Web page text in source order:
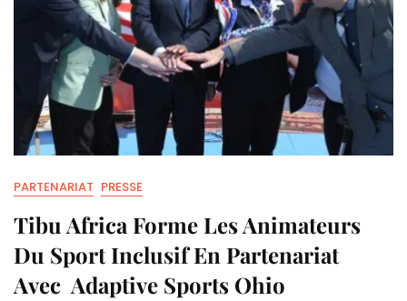
Coup
D’envoi
La
4ème
Promotion
Programme
Sports
PARTENARIAT PRESSE
Tibu Africa Forme Les Animateurs
Du Sport Inclusif En Partenariat
Avec Adaptive Sports Ohio